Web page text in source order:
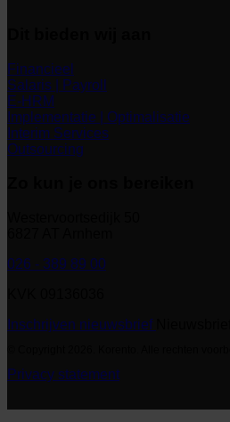
Financieel
Salaris | Payroll
E-HRM
Implementatie | Optimalisatie
Interim Services
Outsourcing
026 - 389 89 00
Inschrijven nieuwsbrief
Privacy statement